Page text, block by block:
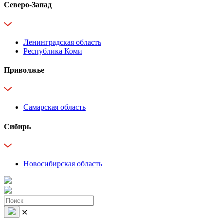
Северо-Запад
Ленинградская область
Республика Коми
Приволжье
Самарская область
Сибирь
Новосибирская область
✕